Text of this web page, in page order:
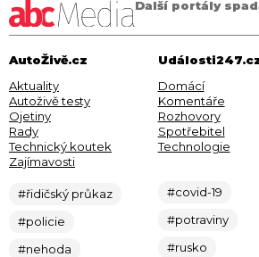
Další portály
AutoŽivě.cz
Aktuality
Autoživě testy
Ojetiny
Rady
Technický koutek
Zajímavosti
#řidičský průkaz
#policie
#nehoda
Domácí
Komentáře
Rozhovory
Spotřebitel
Technologie
#covid-19
#potraviny
#rusko